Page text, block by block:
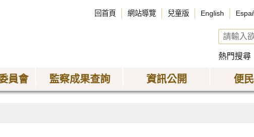
回首頁 網站導覽 兒童版 English
熱門搜尋
員會 監察成果查詢 資訊公開 便